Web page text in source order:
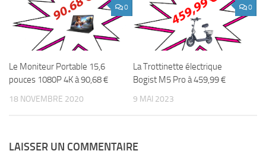
0
Le Moniteur Portable 15,6
pouces 1080P 4K à 90,68 €
18 NOVEMBRE 2020
0
La Trottinette électrique
Bogist M5 Pro à 459,99 €
9 MAI 2023
LAISSER UN COMMENTAIRE